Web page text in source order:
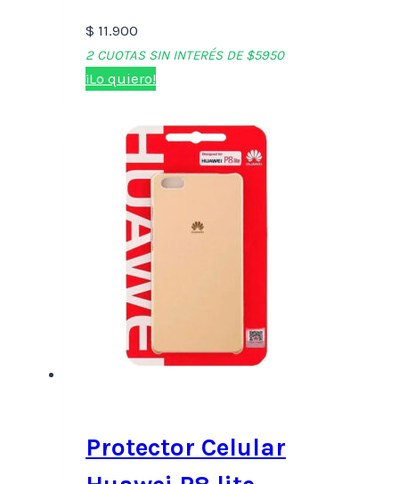
$ 11.900
2 CUOTAS SIN INTERÉS DE $5950
¡Lo quiero!
Protector Celular